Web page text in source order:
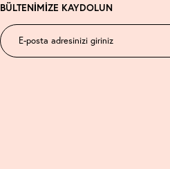
BÜLTENİMİZE KAYDOLUN